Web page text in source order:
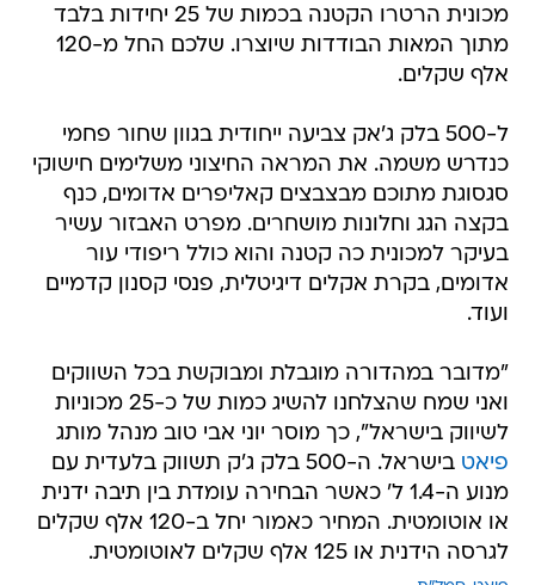
מכונית הרטרו הקטנה בכמות של 25 יחידות בלבד
מתוך המאות הבודדות שיוצרו. שלכם החל מ-120
אלף שקלים.
ל-500 בלק ג'אק צביעה ייחודית בגוון שחור פחמי
כנדרש משמה. את המראה החיצוני משלימים חישוקי
סגסוגת מתוכם מבצבצים קאליפרים אדומים, כנף
בקצה הגג וחלונות מושחרים. מפרט האבזור עשיר
בעיקר למכונית כה קטנה והוא כולל ריפודי עור
אדומים, בקרת אקלים דיגיטלית, פנסי קסנון קדמיים
ועוד.
"מדובר במהדורה מוגבלת ומבוקשת בכל השווקים
ואני שמח שהצלחנו להשיג כמות של כ-25 מכוניות
לשיווק בישראל", כך מוסר יוני אבי טוב מנהל מותג
פיאט
בישראל. ה-500 בלק ג'ק תשווק בלעדית עם
מנוע ה-1.4 ל' כאשר הבחירה עומדת בין תיבה ידנית
או אוטומטית. המחיר כאמור יחל ב-120 אלף שקלים
לגרסה הידנית או 125 אלף שקלים לאוטומטית.